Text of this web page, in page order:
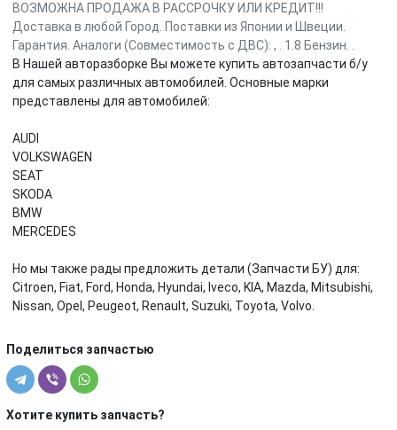
ВОЗМОЖНА ПРОДАЖА В РАССРОЧКУ ИЛИ КРЕДИТ!!!
Доставка в любой Город. Поставки из Японии и Швеции.
Гарантия. Аналоги (Совместимость с ДВС): , . 1.8 Бензин. .
В Нашей авторазборке Вы можете купить автозапчасти б/у
для самых различных автомобилей. Основные марки
представлены для автомобилей:
AUDI
VOLKSWAGEN
SEAT
SKODA
BMW
MERCEDES
Но мы также рады предложить детали (Запчасти БУ) для:
Citroen, Fiat, Ford, Honda, Hyundai, Iveco, KIA, Mazda, Mitsubishi,
Nissan, Opel, Peugeot, Renault, Suzuki, Toyota, Volvo.
Поделиться запчастью
Хотите купить запчасть?